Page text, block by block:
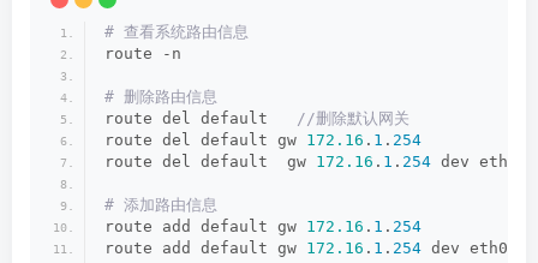
# 查看系统路由信息
route -n
# 删除路由信息
route del default
//删除默认网关
route del default gw 172.16 . 1 . 254
route del default  gw 172.16 . 1 . 254 dev eth0
# 添加路由信息
route add default gw 172.16 . 1 . 254
route add default gw 172.16 . 1 . 254 dev eth0